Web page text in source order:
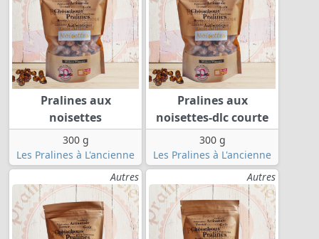
Pralines aux
noisettes
300 g
Les Pralines à L'ancienne
Pralines aux
noisettes-dlc courte
300 g
Les Pralines à L'ancienne
Autres
Autres